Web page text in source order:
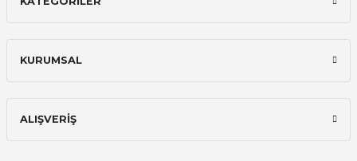
KURUMSAL
ALIŞVERİŞ